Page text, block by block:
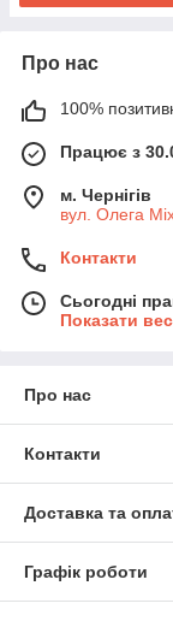
Про нас
100%
Працює з
м. Чернігів
вул. Олега
Контакти
Сьогодні
Показати
Про нас
Контакти
Доставка та
Графік роботи